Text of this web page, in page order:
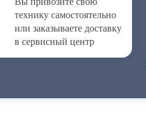
технику самостоятельно
или заказываете доставку
в сервисный центр